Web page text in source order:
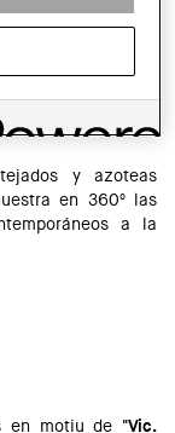
motivo de
el privilegio de
campanario" el
y azoteas
en 360º las
a la
en motiu de "Vic.